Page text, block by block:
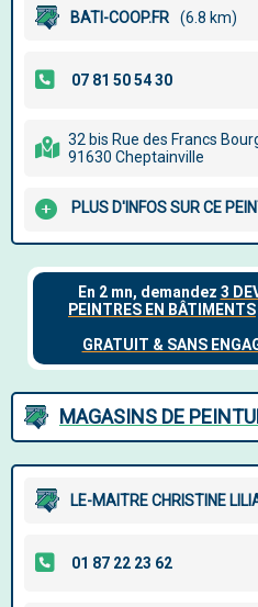
BATI-COOP.FR (6.8 km)
32 bis Rue des Francs
91630 Cheptainville
PLUS D'INFOS SUR CE
MAGASINS DE
LE-MAITRE CHRISTINE